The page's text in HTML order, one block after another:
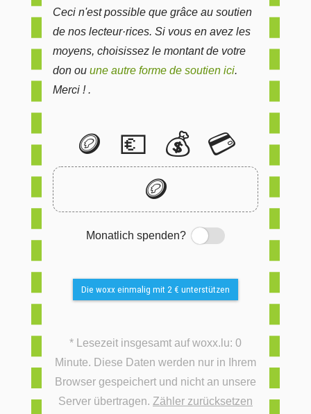
Ceci n'est possible que grâce au soutien
de nos lecteur·rices. Si vous en avez les
moyens, choisissez le montant de votre
don ou une autre forme de soutien ici.
Merci ! .
🪙 💶 💰 💳
🪙
Monatlich spenden?
Switch
Die woxx einmalig mit 2 € unterstützen
* Lesezeit insgesamt auf woxx.lu: 0
Minute. Diese Daten werden nur in Ihrem
Browser gespeichert und nicht an unsere
Server übertragen. Zähler zurücksetzen